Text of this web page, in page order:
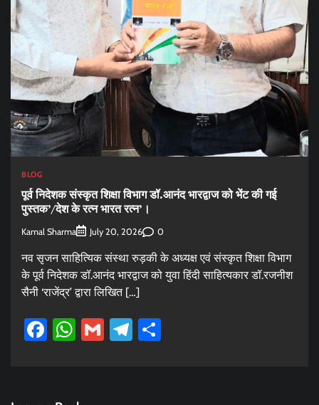
BLOG
पूर्व निदेशक संस्कृत शिक्षा विभाग डॉ.आनंद भारद्वाज को भेंट की गई
पुस्तक’/देश के रत्न भारत रत्न’।
Kamal Sharma July 20, 2026 0
नव सृजन साहित्यिक संस्था रुड़की के अध्यक्ष एवं संस्कृत शिक्षा विभाग
के पूर्व निदेशक डॉ.आनंद भारद्वाज को युवा हिंदी साहित्यकार डॉ.रजनीश
सैनी ‘राजेंद्र’ द्वारा लिखित […]
Facebook
WhatsApp
GmailTelegram